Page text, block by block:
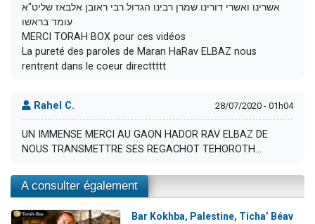
אשרינו ואשרי דורינו שמרן רבינו הגדול רבי ראובן אלבאז שליט"א
עומד בראשו
MERCI TORAH BOX pour ces vidéos
La pureté des paroles de Maran HaRav ELBAZ nous
rentrent dans le coeur directtttt
Rahel C. 28/07/2020 - 01h04
UN IMMENSE MERCI AU GAON HADOR RAV ELBAZ DE
NOUS TRANSMETTRE SES REGACHOT TEHOROTH...
A consulter également
Bar Kokhba, Palestine, Ticha’ Béav